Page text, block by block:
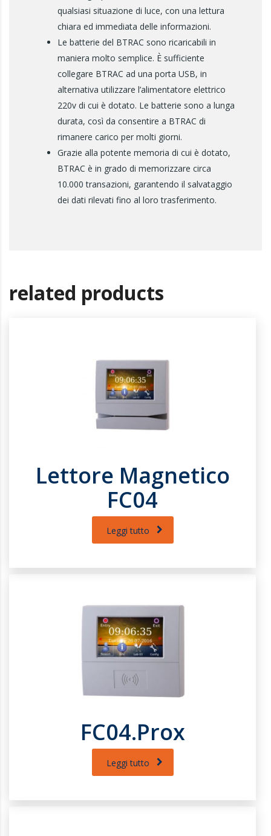
qualsiasi situazione di luce, con una lettura
chiara ed immediata delle informazioni.
Le batterie del BTRAC sono ricaricabili in
maniera molto semplice. È sufficiente
collegare BTRAC ad una porta USB, in
alternativa utilizzare l’alimentatore elettrico
220v di cui è dotato. Le batterie sono a lunga
durata, così da consentire a BTRAC di
rimanere carico per molti giorni.
Grazie alla potente memoria di cui è dotato,
BTRAC è in grado di memorizzare circa
10.000 transazioni, garantendo il salvataggio
dei dati rilevati fino al loro trasferimento.
related products
Lettore Magnetico
FC04
Leggi tutto
FC04.Prox
Leggi tutto